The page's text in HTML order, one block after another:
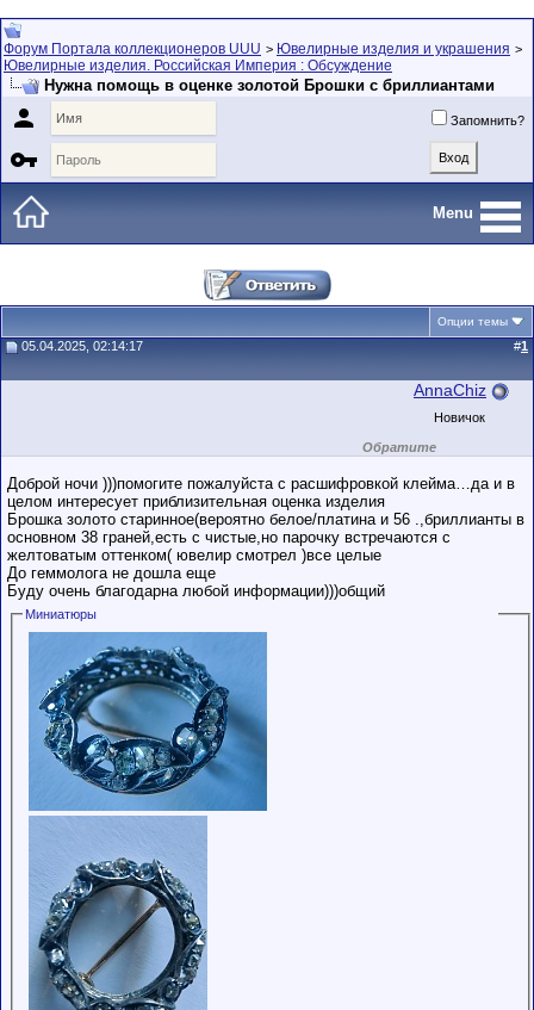
Форум Портала коллекционеров UUU > Ювелирные изделия и украшения >
Ювелирные изделия. Российская Империя : Обсуждение
Нужна помощь в оценке золотой Брошки с бриллиантами
 Запомнить?

Menu
Опции темы
05.04.2025, 02:14:17 #1
AnnaChiz
Новичок
Обратите
внимание на
маленький стаж
пользователя на
этом форуме.
Сделки с
пользователями,
обладающими
низким
стажем,
совершайте с
Доброй ночи )))помогите пожалуйста с расшифровкой клейма…да и в
целом интересует приблизительная оценка изделия
Брошка золото старинное(вероятно белое/платина и 56 .,бриллианты в
основном 38 граней,есть с чистые,но парочку встречаются с
желтоватым оттенком( ювелир смотрел )все целые
До геммолога не дошла еще
Буду очень благодарна любой информации)))общий
Миниатюры